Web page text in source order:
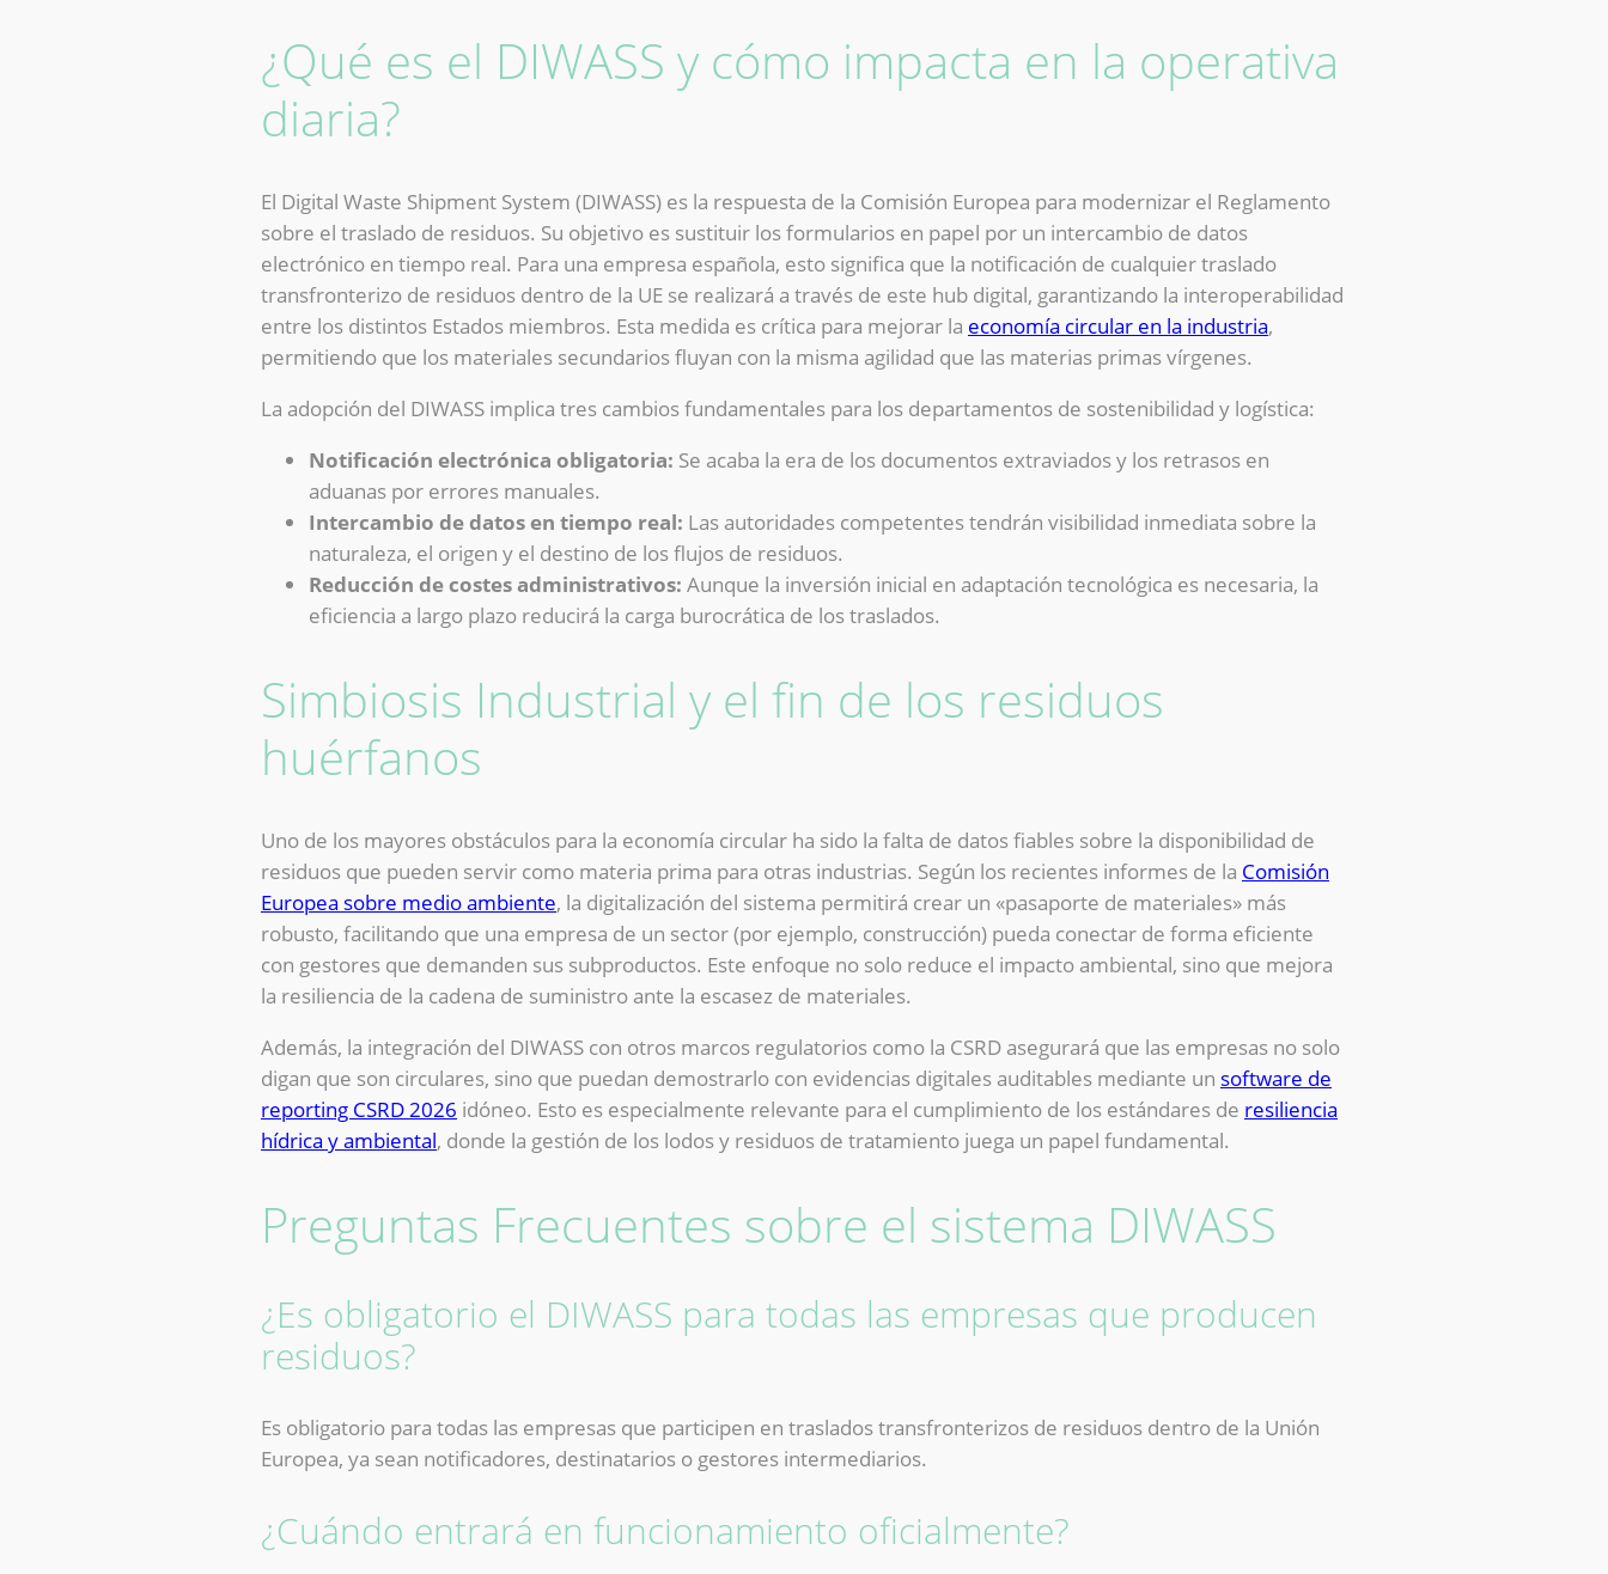
¿Qué es el DIWASS y cómo impacta en la operativa
diaria?
El Digital Waste Shipment System (DIWASS) es la respuesta de la Comisión Europea para modernizar el Reglamento
sobre el traslado de residuos. Su objetivo es sustituir los formularios en papel por un intercambio de datos
electrónico en tiempo real. Para una empresa española, esto significa que la notificación de cualquier traslado
transfronterizo de residuos dentro de la UE se realizará a través de este hub digital, garantizando la interoperabilidad
entre los distintos Estados miembros. Esta medida es crítica para mejorar la economía circular en la industria,
permitiendo que los materiales secundarios fluyan con la misma agilidad que las materias primas vírgenes.
La adopción del DIWASS implica tres cambios fundamentales para los departamentos de sostenibilidad y logística:
Notificación electrónica obligatoria: Se acaba la era de los documentos extraviados y los retrasos en
aduanas por errores manuales.
Intercambio de datos en tiempo real: Las autoridades competentes tendrán visibilidad inmediata sobre la
naturaleza, el origen y el destino de los flujos de residuos.
Reducción de costes administrativos: Aunque la inversión inicial en adaptación tecnológica es necesaria, la
eficiencia a largo plazo reducirá la carga burocrática de los traslados.
Simbiosis Industrial y el fin de los residuos
huérfanos
Uno de los mayores obstáculos para la economía circular ha sido la falta de datos fiables sobre la disponibilidad de
residuos que pueden servir como materia prima para otras industrias. Según los recientes informes de la Comisión
Europea sobre medio ambiente, la digitalización del sistema permitirá crear un «pasaporte de materiales» más
robusto, facilitando que una empresa de un sector (por ejemplo, construcción) pueda conectar de forma eficiente
con gestores que demanden sus subproductos. Este enfoque no solo reduce el impacto ambiental, sino que mejora
la resiliencia de la cadena de suministro ante la escasez de materiales.
Además, la integración del DIWASS con otros marcos regulatorios como la CSRD asegurará que las empresas no solo
digan que son circulares, sino que puedan demostrarlo con evidencias digitales auditables mediante un software de
reporting CSRD 2026 idóneo. Esto es especialmente relevante para el cumplimiento de los estándares de resiliencia
hídrica y ambiental, donde la gestión de los lodos y residuos de tratamiento juega un papel fundamental.
Preguntas Frecuentes sobre el sistema DIWASS
¿Es obligatorio el DIWASS para todas las empresas que producen
residuos?
Es obligatorio para todas las empresas que participen en traslados transfronterizos de residuos dentro de la Unión
Europea, ya sean notificadores, destinatarios o gestores intermediarios.
¿Cuándo entrará en funcionamiento oficialmente?